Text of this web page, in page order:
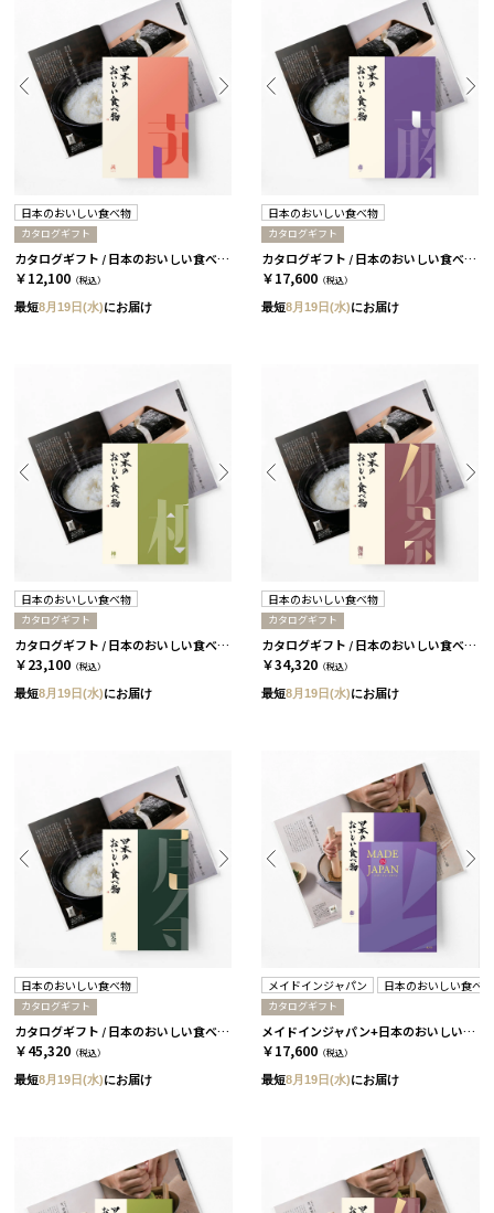
日本のおいしい食べ物
カタログギフト
カタログギフト / 日本のおいしい食べ物 全9種類 茜
￥12,100 （税込）
最短8月19日(水)にお届け
日本のおいしい食べ物
カタログギフト
カタログギフト / 日本のおいしい食べ物 全9種類 藤
￥17,600 （税込）
最短8月19日(水)にお届け
日本のおいしい食べ物
カタログギフト
カタログギフト / 日本のおいしい食べ物 全9種類 柳
￥23,100 （税込）
最短8月19日(水)にお届け
日本のおいしい食べ物
カタログギフト
カタログギフト / 日本のおいしい食べ物 全9種類 伽羅
￥34,320 （税込）
最短8月19日(水)にお届け
日本のおいしい食べ物
カタログギフト
カタログギフト / 日本のおいしい食べ物 全9種類 唐金
￥45,320 （税込）
最短8月19日(水)にお届け
メイドインジャパン 日本のおいしい食べ物
カタログギフト
メイドインジャパン+日本のおいしい食べ物 / MJ19+藤 2冊セット
￥17,600 （税込）
最短8月19日(水)にお届け